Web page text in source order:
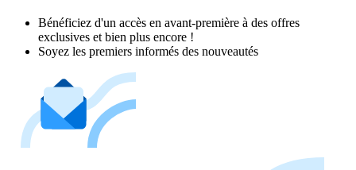
Bénéficiez d'un accès en avant-première à des offres
exclusives et bien plus encore !
Soyez les premiers informés des nouveautés